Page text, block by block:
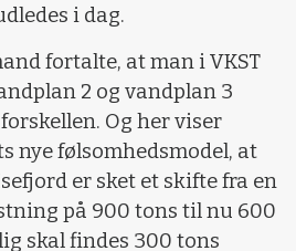
i dag.
fortalte, at man i VKST
2 og vandplan 3
Og her viser
nye følsomhedsmodel, at
er sket et skifte fra en
på 900 tons til nu 600
skal findes 300 tons